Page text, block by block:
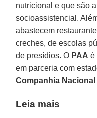
nutricional e que são
socioassistencial.
abastecem
creches, de escolas
de presídios. O PAA é
em parceria com
Companhia
Leia mais